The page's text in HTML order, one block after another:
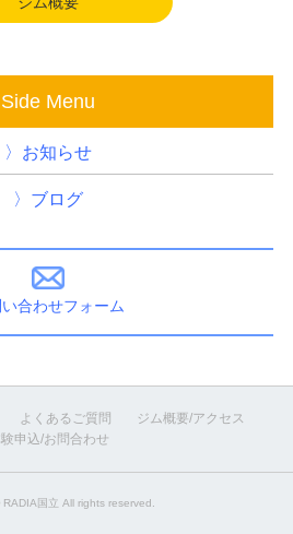
Side Menu
お知らせ
ブログ
合わせフォーム
よくあるご質問
ジム概要/アクセス
申込/お問合わせ
RADIA国立 All rights reserved.